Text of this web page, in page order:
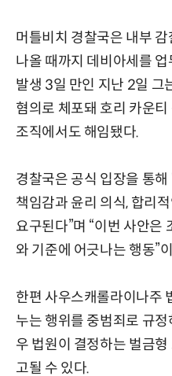
머틀비치 경찰국은 내부
나올 때까지 데비아세를
발생 3일 만인 지난 2일 그
혐의로 체포돼 호리 카운
조직에서도 해임됐다.
경찰국은 공식 입장을 통
책임감과 윤리 의식, 합리
요구된다”며 “이번 사안은
와 기준에 어긋나는 행동”
한편 사우스캐롤라이나주
누는 행위를 중범죄로 규
우 법원이 결정하는 벌금
고될 수 있다.